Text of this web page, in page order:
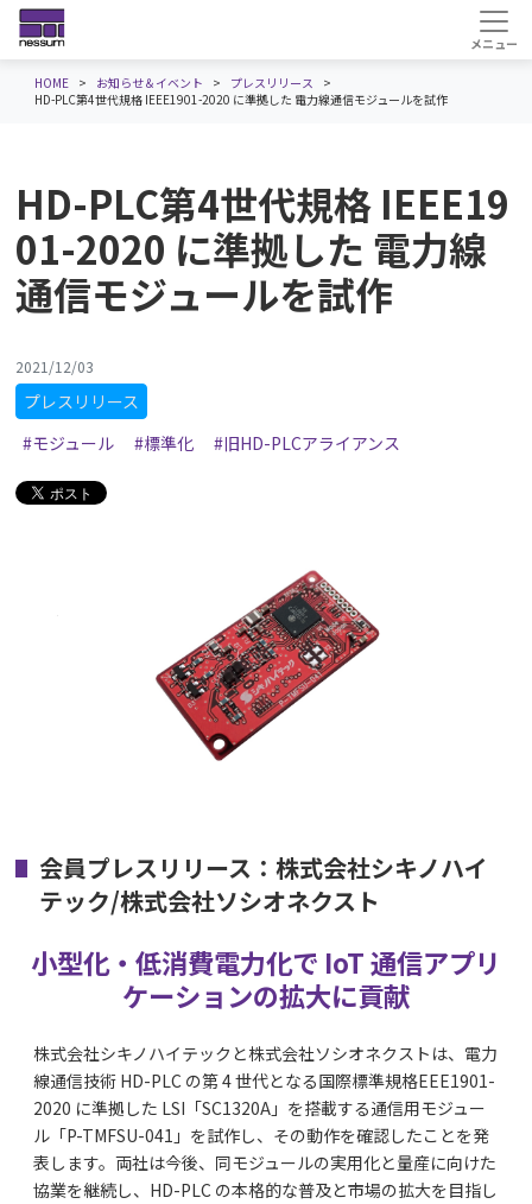
HOME お知らせ＆イベント
プレスリリース
HD-PLC第4世代規格 IEEE1901-2020 に準拠した 電力線通信モジュールを試作
HD-PLC第4世代規格 IEEE19
01-2020 に準拠した 電力線
通信モジュールを試作
2021/12/03
プレスリリース
#モジュール
#標準化 #旧HD-PLCアライアンス
会員プレスリリース：株式会社シキノハイ
テック/株式会社ソシオネクスト
⼩型化・低消費電⼒化で IoT 通信アプリ
ケーションの拡大に貢献
株式会社シキノハイテックと株式会社ソシオネクストは、電⼒
線通信技術 HD-PLC の第 4 世代となる国際標準規格EEE1901-
2020 に準拠した LSI「SC1320A」を搭載する通信用モジュー
ル「P-TMFSU-041」を試作し、その動作を確認したことを発
表します。両社は今後、同モジュールの実用化と量産に向けた
協業を継続し、HD-PLC の本格的な普及と市場の拡大を目指し